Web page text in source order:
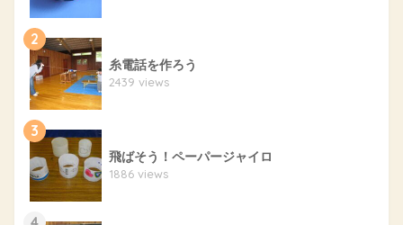
2
糸電話を作ろう
2439 views
3
飛ばそう！ペーパージャイロ
1886 views